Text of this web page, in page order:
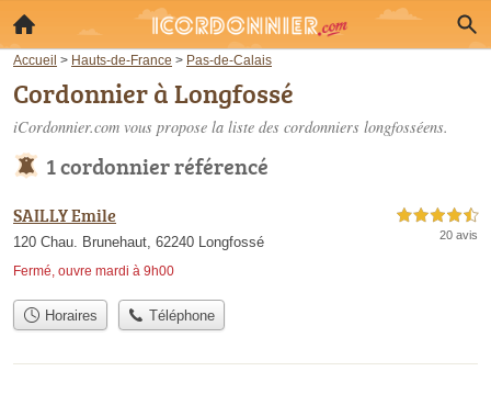
Accueil > Hauts-de-France > Pas-de-Calais
Cordonnier à Longfossé
iCordonnier.com vous propose la liste des cordonniers longfosséens.
1 cordonnier référencé
SAILLY Emile
120 Chau. Brunehaut, 62240 Longfossé
Fermé, ouvre mardi à 9h00
4,5 étoiles sur 5
20 avis
Horaires Téléphone